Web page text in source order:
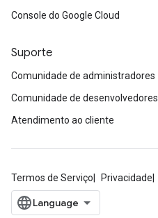
Console do Google Cloud
Suporte
Comunidade de administradores
Comunidade de desenvolvedores
Atendimento ao cliente
Termos de Serviço Privacidade